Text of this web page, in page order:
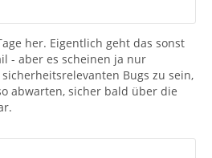
her. Eigentlich geht das sonst
- aber es scheinen ja nur
Bugs zu sein,
abwarten, sicher bald über die